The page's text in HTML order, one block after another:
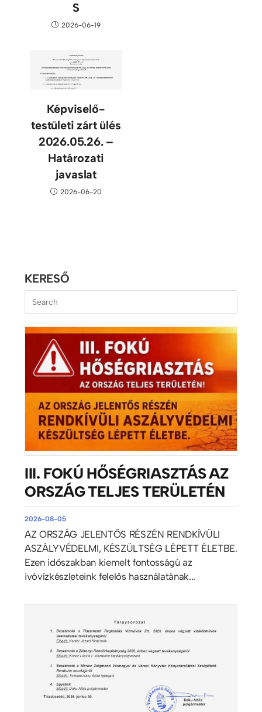
S
2026-06-19
Képviselő-
testületi zárt ülés
2026.05.26. –
Határozati
javaslat
2026-06-20
KERESŐ
III. FOKÚ HŐSÉGRIASZTÁS AZ
ORSZÁG TELJES TERÜLETÉN
2026-08-05
AZ ORSZÁG JELENTŐS RÉSZÉN RENDKÍVÜLI
ASZÁLYVÉDELMI, KÉSZÜLTSÉG LÉPETT ÉLETBE.
Ezen időszakban kiemelt fontosságú az
ivóvízkészleteink felelős használatának...